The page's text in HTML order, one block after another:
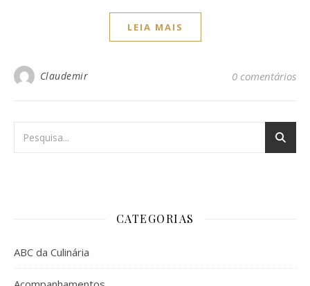
LEIA MAIS
Claudemir 0 comentários
CATEGORIAS
ABC da Culinária